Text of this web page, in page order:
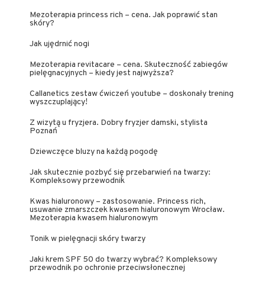
Mezoterapia princess rich – cena. Jak poprawić stan
skóry?
Jak ujędrnić nogi
Mezoterapia revitacare – cena. Skuteczność zabiegów
pielęgnacyjnych – kiedy jest najwyższa?
Callanetics zestaw ćwiczeń youtube – doskonały trening
wyszczuplający!
Z wizytą u fryzjera. Dobry fryzjer damski, stylista
Poznań
Dziewczęce bluzy na każdą pogodę
Jak skutecznie pozbyć się przebarwień na twarzy:
Kompleksowy przewodnik
Kwas hialuronowy – zastosowanie. Princess rich,
usuwanie zmarszczek kwasem hialuronowym Wrocław.
Mezoterapia kwasem hialuronowym
Tonik w pielęgnacji skóry twarzy
Jaki krem SPF 50 do twarzy wybrać? Kompleksowy
przewodnik po ochronie przeciwsłonecznej